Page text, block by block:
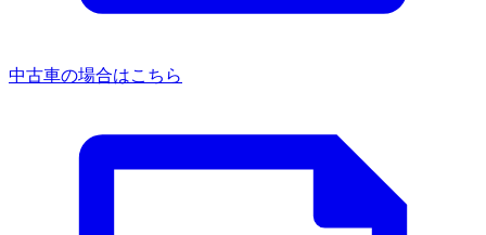
中古車の場合はこちら